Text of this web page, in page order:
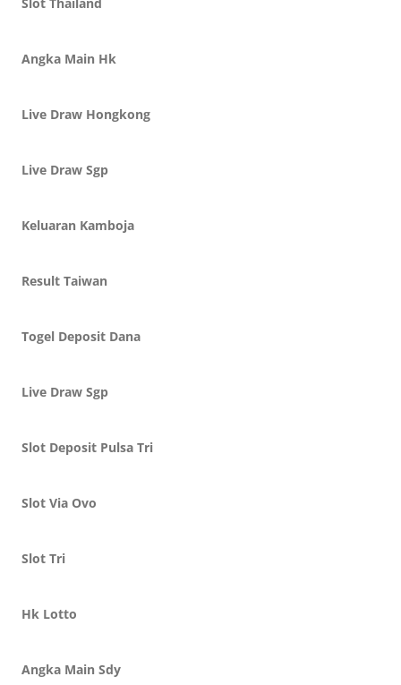
Angka Main Hk
Live Draw Hongkong
Live Draw Sgp
Keluaran Kamboja
Result Taiwan
Togel Deposit Dana
Live Draw Sgp
Slot Deposit Pulsa Tri
Slot Via Ovo
Slot Tri
Hk Lotto
Angka Main Sdy